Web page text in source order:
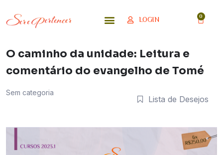
LOGIN
O caminho da unidade: Leitura e
comentário do evangelho de Tomé
Sem categoria
Lista de Desejos